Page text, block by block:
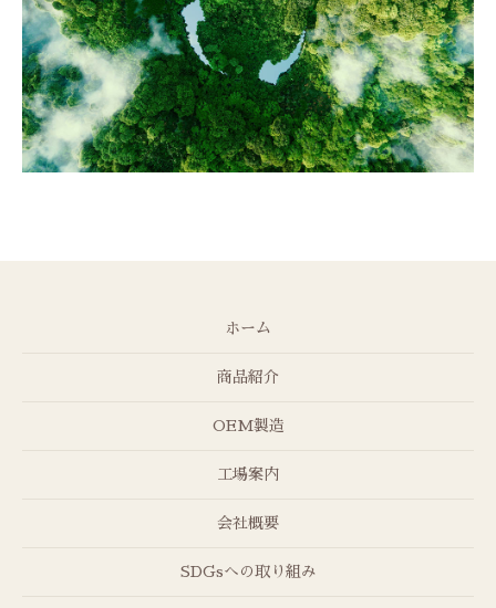
ホーム
商品紹介
OEM製造
工場案内
会社概要
SDGsへの取り組み